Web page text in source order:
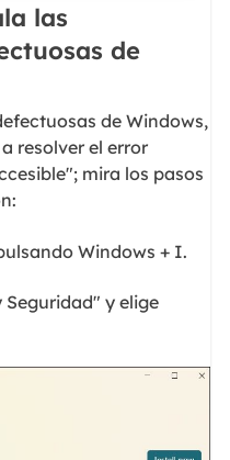
las
de
de Windows,
resolver el error
mira los pasos
Windows + I.
Seguridad" y elige